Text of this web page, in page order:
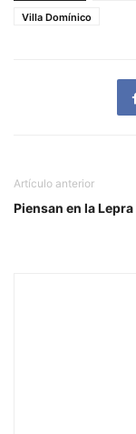
Villa Domínico
Artículo anterior
Piensan en la Lepra